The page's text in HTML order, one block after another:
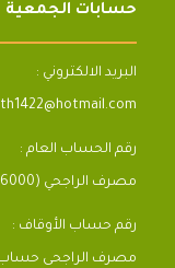
حسابات الجمعية
البريد الالكتروني :
رقم الحساب العام :
مصرف الراجحي (1429608010126000)
رقم حساب الأوقاف :
مصرف الراجحى حساب الزكاة